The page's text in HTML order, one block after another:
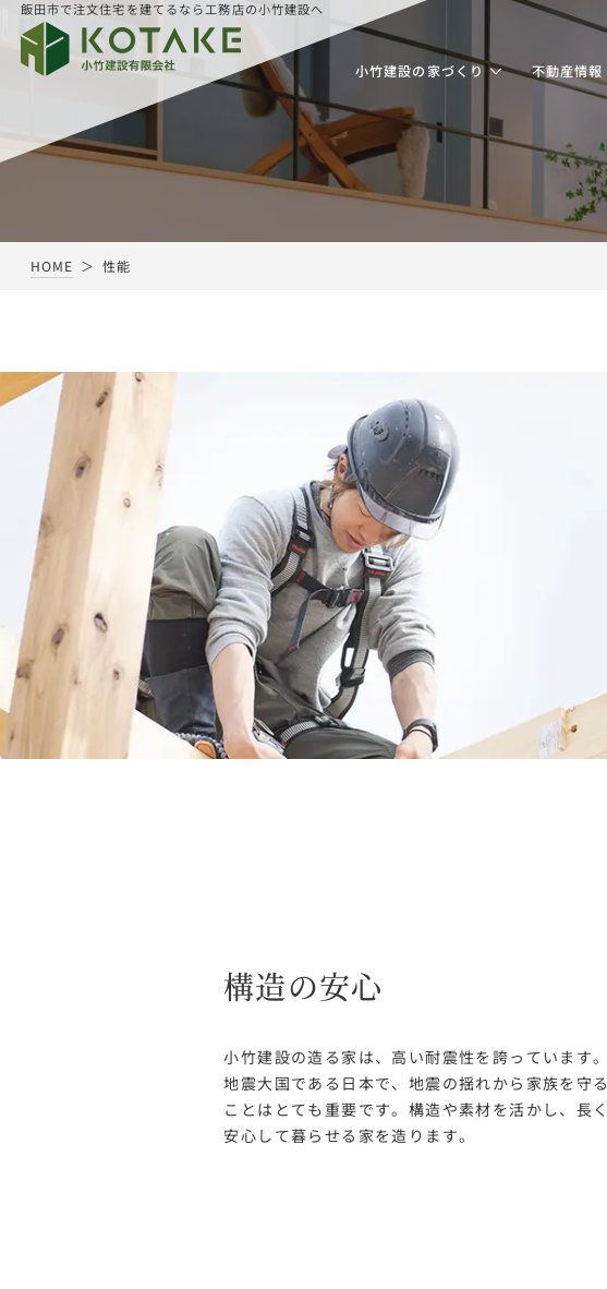
飯田市で注文住宅を建てるなら工務店の小竹建設へ
小竹建設の家づくり 不動産情報
HOME 性能
構造の安心
小竹建設の造る家は、高い耐震性を誇っています。
地震大国である日本で、地震の揺れから家族を守る
ことはとても重要です。構造や素材を活かし、長く
安心して暮らせる家を造ります。